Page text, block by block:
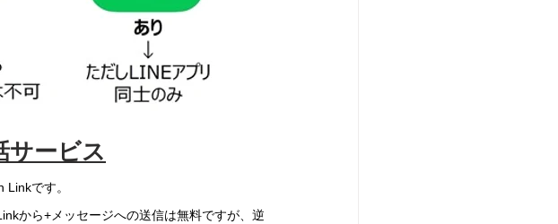
サービス
です。
から+メッセージへの送信は無料ですが、逆